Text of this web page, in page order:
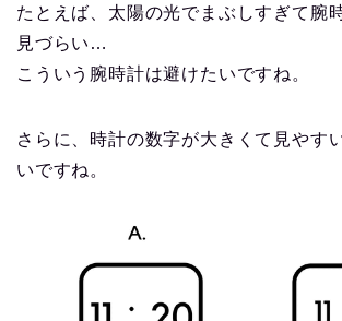
たとえば、太陽の光でまぶしすぎて腕
見づらい…
こういう腕時計は避けたいですね。
さらに、時計の数字が大きくて見やす
いですね。